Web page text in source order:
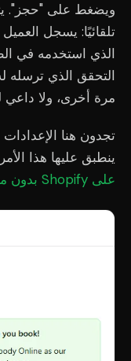
تلقائيًا: يسجل
الذي استخدمه في
مرة أخرى، ولا داعي
تجدون هنا
ينطبق عليها هذا
على Shopify بدون معالجة مدفوعات Mindbody